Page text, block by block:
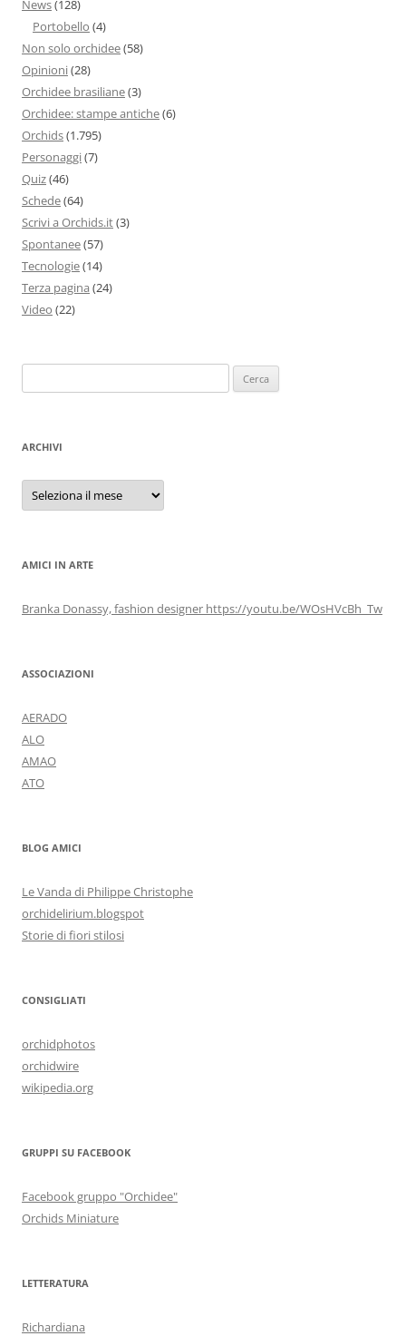
News(128)
Portobello (4)
Non solo orchidee(58)
Opinioni(28)
Orchidee brasiliane(3)
Orchidee: stampe antiche(6)
Orchids(1.795)
Personaggi(7)
Quiz(46)
Schede(64)
Scrivi a Orchids.it(3)
Spontanee(57)
Tecnologie(14)
Terza pagina (24)
Video (22)
per:
ARCHIVI
Archivi
AMICI IN ARTE
Branka Donassy, fashion designer https://youtu.be/WOsHVcBh_Tw
ASSOCIAZIONI
AERADO
ALO
AMAO
ATO
BLOG AMICI
Le Vanda di Philippe Christophe
orchidelirium.blogspot
Storie di fiori stilosi
CONSIGLIATI
orchidphotos
orchidwire
wikipedia.org
GRUPPI SU FACEBOOK
Facebook gruppo "Orchidee"
Orchids Miniature
LETTERATURA
Richardiana